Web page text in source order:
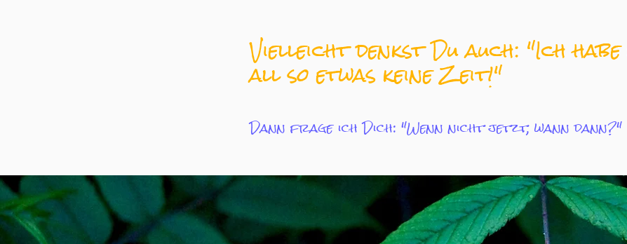
Vielleicht denkst Du auch: "Ich
all so etwas keine Zeit!"
Dann frage ich Dich: "Wenn nicht jetzt, wann dann?"